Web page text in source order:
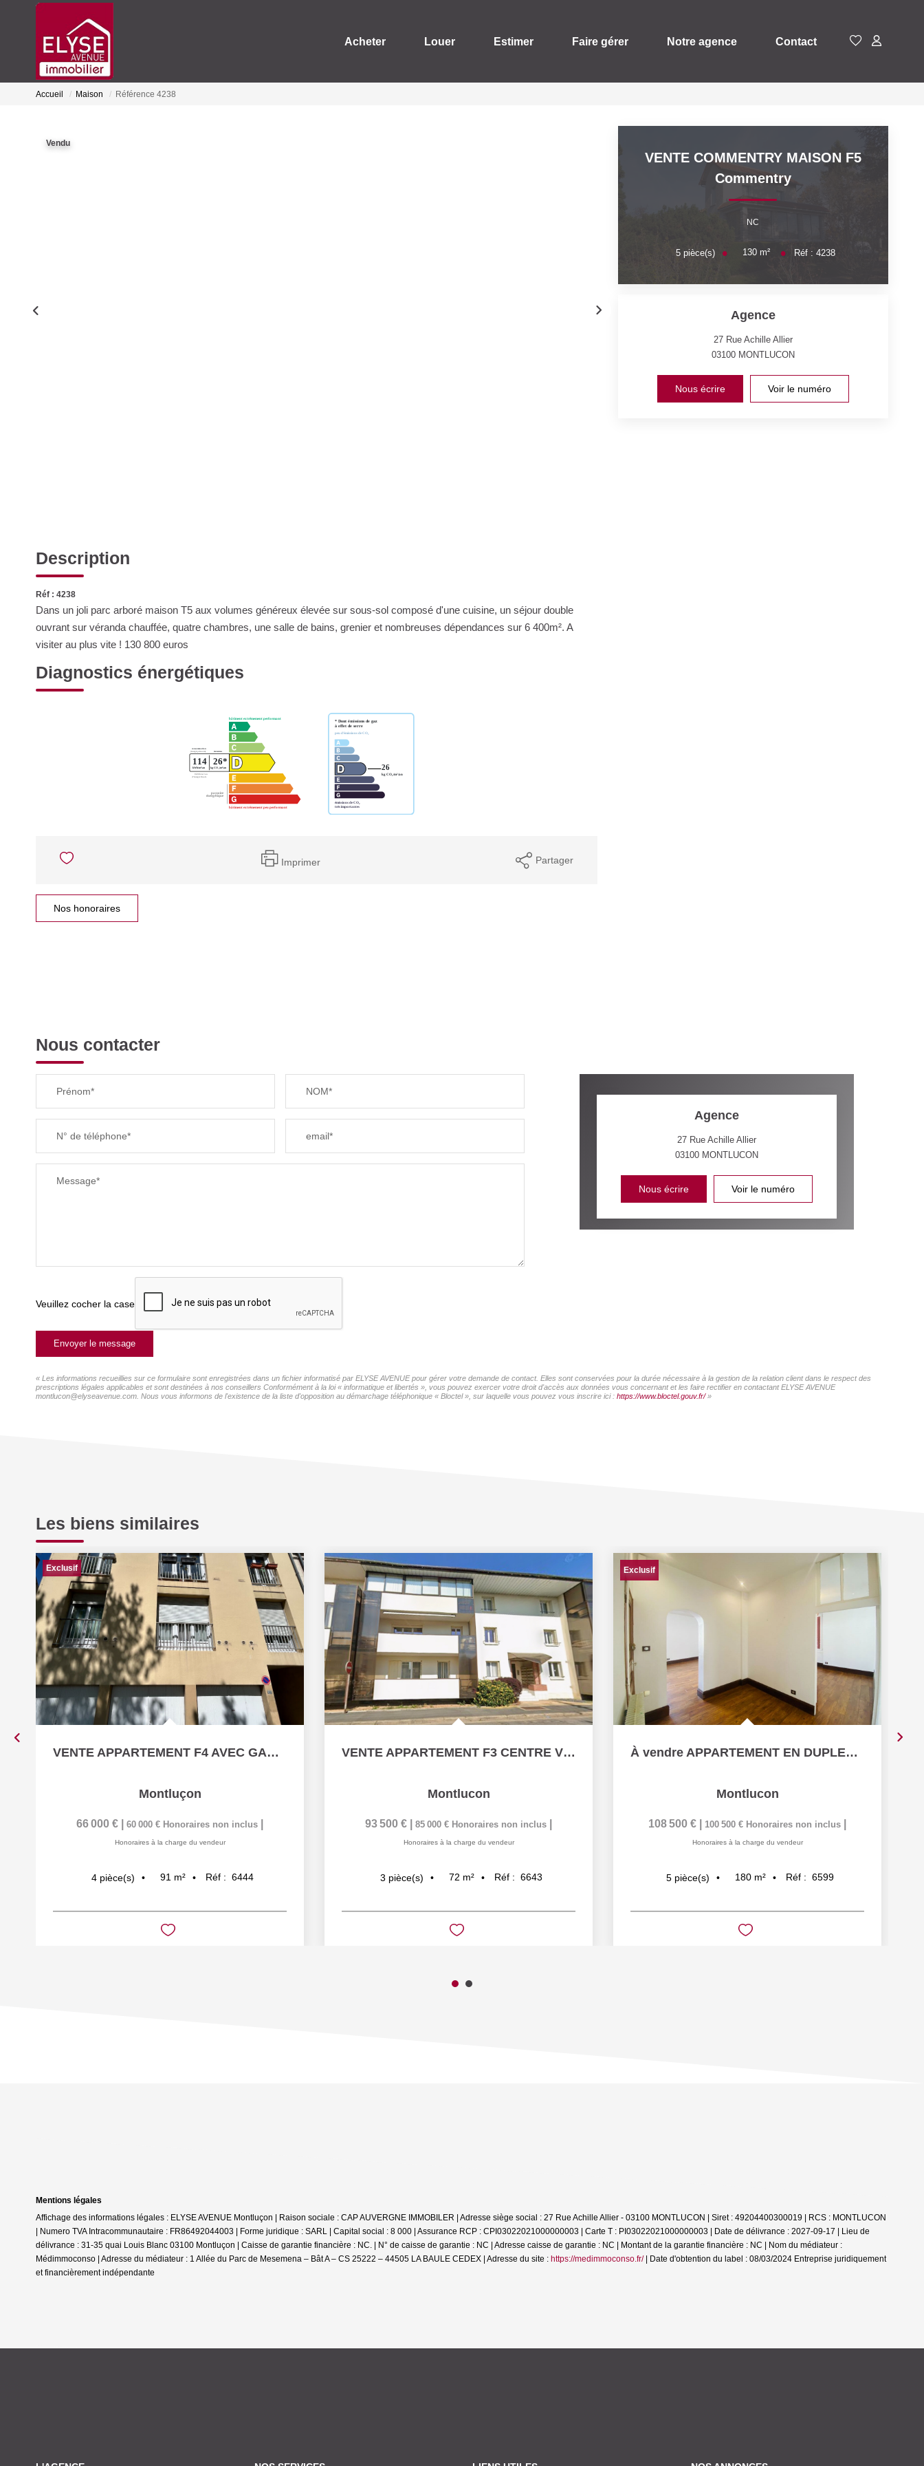
Acheter Louer Estimer Faire gérer Notre agence Contact
Accueil Maison Référence 4238
Vendu
Description
Réf : 4238
Dans un joli parc arboré maison T5 aux volumes généreux élevée sur sous-sol composé d'une cuisine, un séjour double
ouvrant sur véranda chauffée, quatre chambres, une salle de bains, grenier et nombreuses dépendances sur 6 400m². A
visiter au plus vite ! 130 800 euros
Diagnostics énergétiques
Imprimer Partager
Nos honoraires
VENTE COMMENTRY MAISON F5
Commentry
NC
5pièce(s) 130 m² Réf :4238
Agence
27 Rue Achille Allier
03100 MONTLUCON
Nous écrire Voir le numéro
Nous contacter
Prénom* NOM*
N° de téléphone* email*
Message*
Veuillez cocher la case
Envoyer le message
Agence
27 Rue Achille Allier
03100 MONTLUCON
Nous écrire Voir le numéro
« Les informations recueillies sur ce formulaire sont enregistrées dans un fichier informatisé par ELYSE AVENUE pour gérer votre demande de contact. Elles sont conservées pour la durée nécessaire à la gestion de la relation client dans le respect des
prescriptions légales applicables et sont destinées à nos conseillers Conformément à la loi « informatique et libertés », vous pouvez exercer votre droit d'accès aux données vous concernant et les faire rectifier en contactant ELYSE AVENUE
montlucon@elyseavenue.com. Nous vous informons de l'existence de la liste d'opposition au démarchage téléphonique « Bloctel », sur laquelle vous pouvez vous inscrire ici : https://www.bloctel.gouv.fr/»
Les biens similaires
Exclusif
VENTE APPARTEMENT F4 AVEC GARAGE ET PARKING PRIVATIF !!!...
Montluçon
66 000 € 60 000 € Honoraires non inclus
Honoraires à la charge du vendeur
4 pièce(s) 91 m² Réf : 6444
VENTE APPARTEMENT F3 CENTRE VILLE MONTLUCON
Montlucon
93 500 € 85 000 € Honoraires non inclus
Honoraires à la charge du vendeur
3 pièce(s) 72 m² Réf : 6643
Exclusif
À vendre APPARTEMENT EN DUPLEX 4 CHAMBRES ET JARDIN CENTRE...
Montlucon
108 500 € 100 500 € Honoraires non inclus
Honoraires à la charge du vendeur
5 pièce(s) 180 m² Réf : 6599
Mentions légales
Affichage des informations légales : ELYSE AVENUE Montluçon | Raison sociale : CAP AUVERGNE IMMOBILER | Adresse siège social : 27 Rue Achille Allier - 03100 MONTLUCON | Siret : 49204400300019 | RCS : MONTLUCON
| Numero TVA Intracommunautaire : FR86492044003 | Forme juridique : SARL | Capital social : 8 000 | Assurance RCP : CPI03022021000000003 | Carte T : PI03022021000000003 | Date de délivrance : 2027-09-17 | Lieu de
délivrance : 31-35 quai Louis Blanc 03100 Montluçon | Caisse de garantie financière : NC. | N° de caisse de garantie : NC | Adresse caisse de garantie : NC | Montant de la garantie financière : NC | Nom du médiateur :
Médimmoconso | Adresse du médiateur : 1 Allée du Parc de Mesemena – Bât A – CS 25222 – 44505 LA BAULE CEDEX | Adresse du site : https://medimmoconso.fr/| Date d'obtention du label : 08/03/2024 Entreprise juridiquement
et financièrement indépendante